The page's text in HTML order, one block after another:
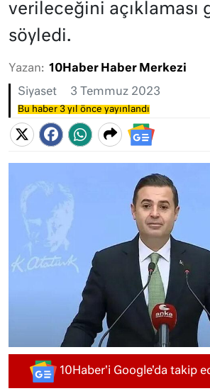
verileceğini açıklaması
söyledi.
Yazan: 10Haber Haber Merkezi
Siyaset 3 Temmuz 2023
Bu haber 3 yıl önce yayınlandı
10Haber'i Google'da takip